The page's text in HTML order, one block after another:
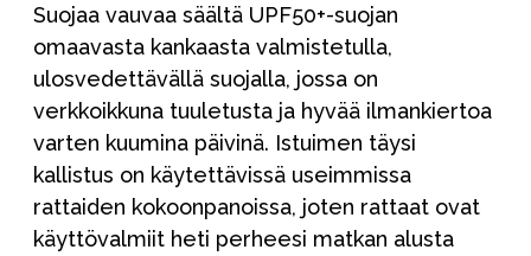
Suojaa vauvaa säältä UPF50+-suojan
omaavasta kankaasta valmistetulla,
ulosvedettävällä suojalla, jossa on
verkkoikkuna tuuletusta ja hyvää ilmankiertoa
varten kuumina päivinä. Istuimen täysi
kallistus on käytettävissä useimmissa
rattaiden kokoonpanoissa, joten rattaat ovat
käyttövalmiit heti perheesi matkan alusta